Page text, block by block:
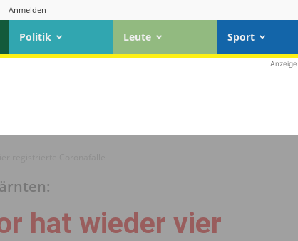
Anmelden
Politik Leute Sport
Anzeige
hat wieder vier